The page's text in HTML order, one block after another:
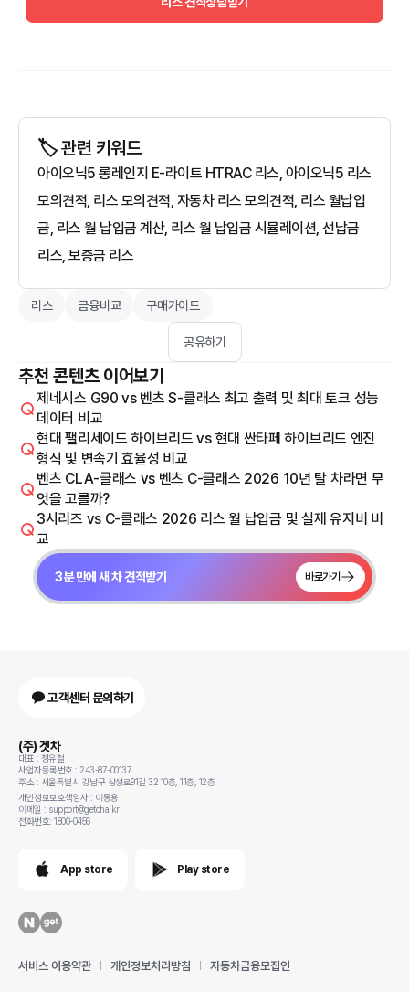
🏷️ 관련 키워드
아이오닉5 롱레인지 E-라이트 HTRAC 리스, 아이오닉5 리스
모의견적, 리스 모의견적, 자동차 리스 모의견적, 리스 월납입
금, 리스 월 납입금 계산, 리스 월 납입금 시뮬레이션, 선납금
리스, 보증금 리스
리스 금융비교 구매가이드
공유하기
추천 콘텐츠 이어보기
제네시스 G90 vs 벤츠 S-클래스 최고 출력 및 최대 토크 성능
데이터 비교
현대 팰리세이드 하이브리드 vs 현대 싼타페 하이브리드 엔진
형식 및 변속기 효율성 비교
벤츠 CLA-클래스 vs 벤츠 C-클래스 2026 10년 탈 차라면 무
엇을 고를까?
3시리즈 vs C-클래스 2026 리스 월 납입금 및 실제 유지비 비
교
3분 만에 새 차 견적받기 바로가기
고객센터 문의하기
(주) 겟차
대표 : 정유철
사업자등록번호 : 243-87-00137
주소 : 서울특별시 강남구 삼성로91길 32 10층, 11층, 12층
개인정보보호책임자 : 이동용
이메일 : support@getcha.kr
전화번호: 1800-0456
App store Play store
서비스 이용약관 개인정보처리방침 자동차금융모집인